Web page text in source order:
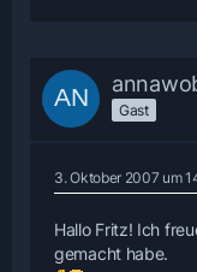
Gast
3. Oktober 2007 um
Hallo Fritz! Ich
gemacht habe.